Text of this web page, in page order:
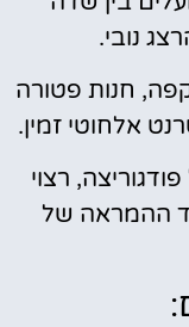
נובי.
חנות פטורה
אלחוטי זמין.
רצוי
ההמראה של